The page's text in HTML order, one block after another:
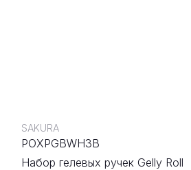
Набор гелевых ручек Gelly Roll
SAKURA
POXPGBWH3B